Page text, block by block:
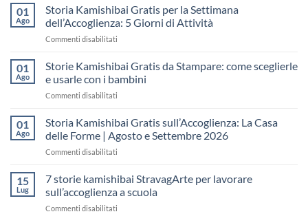
Kamishibai
sull’Accoglienza:
il
“fare
una
lezione
01
Ago
Storia Kamishibai Gratis per la Settimana
dell’Accoglienza: 5 Giorni di Attività
Commenti disabilitati
Kamishibai
per
dell’Accoglienza:
Giorni
01
Ago
Storie Kamishibai Gratis da Stampare: come sceglierle
e usarle con i bambini
Commenti disabilitati
Kamishibai
da
sceglierle
01
Ago
Storia Kamishibai Gratis sull’Accoglienza: La Casa
delle Forme | Agosto e Settembre 2026
Commenti disabilitati
Kamishibai
sull’Accoglienza:
15
Lug
7 storie kamishibai StravagArte per lavorare
sull’accoglienza a scuola
Commenti disabilitati